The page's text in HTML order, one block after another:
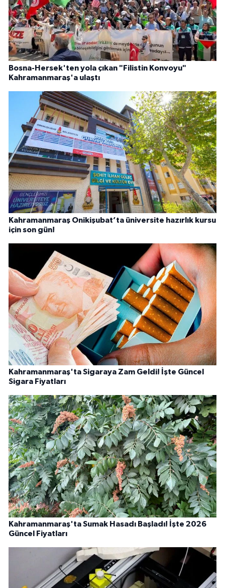
Bosna-Hersek'ten yola çıkan "Filistin Konvoyu"
Kahramanmaraş'a ulaştı
Kahramanmaraş Onikişubat’ta üniversite hazırlık kursu
için son gün!
Kahramanmaraş'ta Sigaraya Zam Geldi! İşte Güncel
Sigara Fiyatları
Kahramanmaraş'ta Sumak Hasadı Başladı! İşte 2026
Güncel Fiyatları